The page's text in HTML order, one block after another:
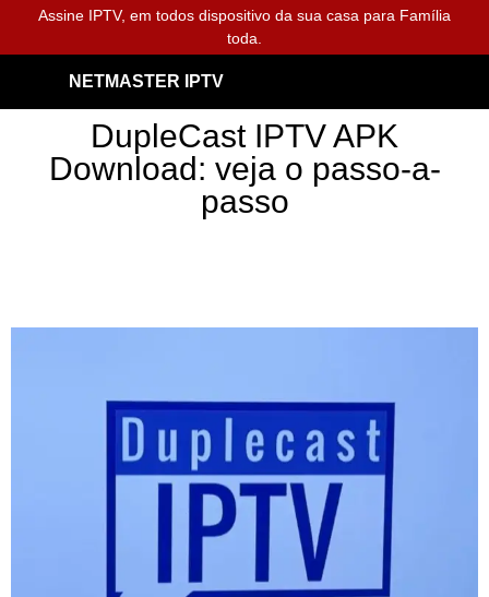
Assine IPTV, em todos dispositivo da sua casa para Família
toda.
NETMASTER IPTV
DupleCast IPTV APK
Download: veja o passo-a-
passo